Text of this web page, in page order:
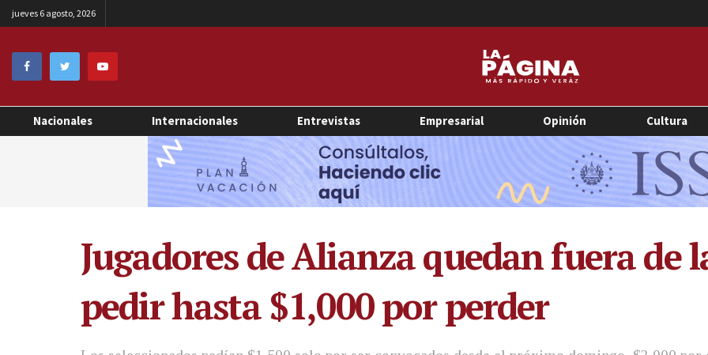
jueves 6 agosto, 2026
Nacionales Internacionales Entrevistas Empresarial Opinión Cultura
Jugadores de Alianza quedan fuera de
pedir hasta $1,000 por perder